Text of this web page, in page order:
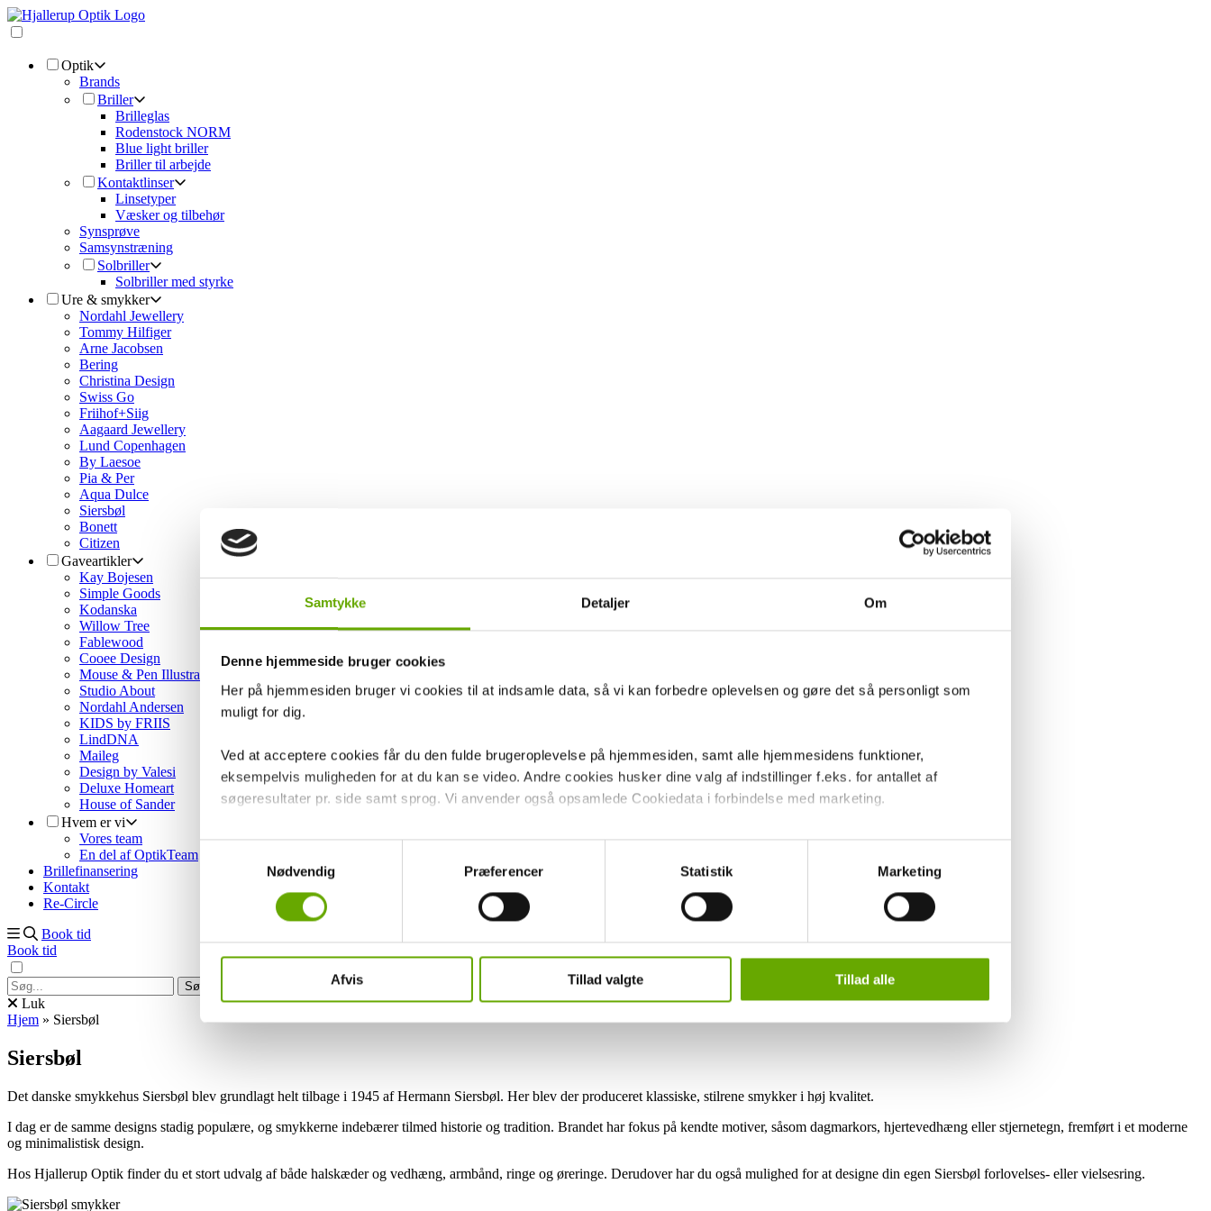
Samtykke Detaljer Om
Denne hjemmeside bruger cookies
Her på hjemmesiden bruger vi cookies til at indsamle data, så vi kan forbedre oplevelsen og gøre det så personligt som
muligt for dig.
Ved at acceptere cookies får du den fulde brugeroplevelse på hjemmesiden, samt alle hjemmesidens funktioner,
eksempelvis muligheden for at du kan se video. Andre cookies husker dine valg af indstillinger f.eks. for antallet af
søgeresultater pr. side samt sprog. Vi anvender også opsamlede Cookiedata i forbindelse med marketing.
Ved at trykke på 'Tillad alle' giver du samtykke til alle disse formål. Du kan også vælge at tilkendegive, hvilke formål du vil
give samtykke til ved at benytte checkboksene ud for formålet, og derefter trykke på 'Gem indstillinger'.
Du kan læse mere om vores brug af cookies og andre teknologier, samt om vores indsamling og behandling af
Nødvendig
Præferencer Statistik Marketing
Afvis Tillad valgte Tillad alle
Optik
Brands
Briller
Brilleglas
Rodenstock NORM
Blue light briller
Briller til arbejde
Kontaktlinser
Linsetyper
Væsker og tilbehør
Synsprøve
Samsynstræning
Solbriller
Solbriller med styrke
Ure & smykker
Nordahl Jewellery
Tommy Hilfiger
Arne Jacobsen
Bering
Christina Design
Swiss Go
Friihof+Siig
Aagaard Jewellery
Lund Copenhagen
By Laesoe
Pia & Per
Aqua Dulce
Siersbøl
Bonett
Citizen
Gaveartikler
Kay Bojesen
Simple Goods
Kodanska
Willow Tree
Fablewood
Cooee Design
Mouse & Pen Illustration
Studio About
Nordahl Andersen
KIDS by FRIIS
LindDNA
Maileg
Design by Valesi
Deluxe Homeart
House of Sander
Hvem er vi
Vores team
En del af OptikTeam
Brillefinansering
Kontakt
Re-Circle
Book tid
Book tid
Luk
Hjem » Siersbøl
Siersbøl
Det danske smykkehus Siersbøl blev grundlagt helt tilbage i 1945 af Hermann Siersbøl. Her blev der produceret klassiske, stilrene smykker i høj kvalitet.
I dag er de samme designs stadig populære, og smykkerne indebærer tilmed historie og tradition. Brandet har fokus på kendte motiver, såsom dagmarkors, hjertevedhæng eller stjernetegn, fremført i et moderne
og minimalistisk design.
Hos Hjallerup Optik finder du et stort udvalg af både halskæder og vedhæng, armbånd, ringe og øreringe. Derudover har du også mulighed for at designe din egen Siersbøl forlovelses- eller vielsesring.